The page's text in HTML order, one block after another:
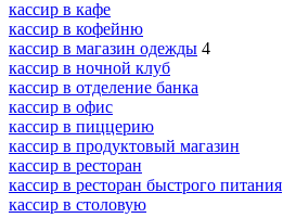
кассир в кафе
кассир в кофейню
кассир в магазин одежды 4
кассир в ночной клуб
кассир в отделение банка
кассир в офис
кассир в пиццерию
кассир в продуктовый магазин
кассир в ресторан
кассир в ресторан быстрого питания
кассир в столовую